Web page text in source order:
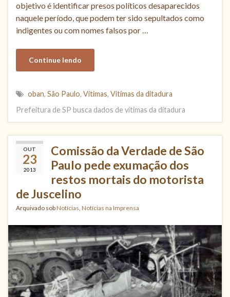
objetivo é identificar presos políticos desaparecidos
naquele período, que podem ter sido sepultados como
indigentes ou com nomes falsos por …
Continue lendo
oban, São Paulo, Vítimas, Vítimas da ditadura
Prefeitura de SP busca dados de vítimas da ditadura
OUT
23
2013
Comissão da Verdade de São
Paulo pede exumação dos
restos mortais do motorista
de Juscelino
Arquivado sobNotícias, Notícias na Imprensa